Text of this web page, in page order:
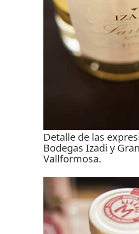
Detalle de las
Bodegas Izadi y
Vallformosa.